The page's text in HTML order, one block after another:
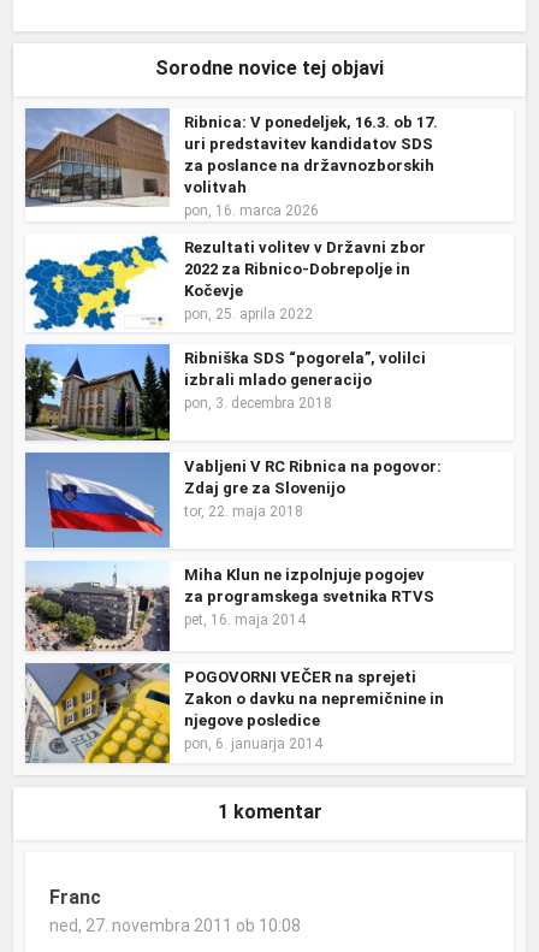
Sorodne novice tej objavi
Ribnica: V ponedeljek, 16.3. ob 17.
uri predstavitev kandidatov SDS
za poslance na državnozborskih
volitvah
pon, 16. marca 2026
Rezultati volitev v Državni zbor
2022 za Ribnico-Dobrepolje in
Kočevje
pon, 25. aprila 2022
Ribniška SDS “pogorela”, volilci
izbrali mlado generacijo
pon, 3. decembra 2018
Vabljeni V RC Ribnica na pogovor:
Zdaj gre za Slovenijo
tor, 22. maja 2018
Miha Klun ne izpolnjuje pogojev
za programskega svetnika RTVS
pet, 16. maja 2014
POGOVORNI VEČER na sprejeti
Zakon o davku na nepremičnine in
njegove posledice
pon, 6. januarja 2014
1 komentar
Franc
ned, 27. novembra 2011 ob 10:08